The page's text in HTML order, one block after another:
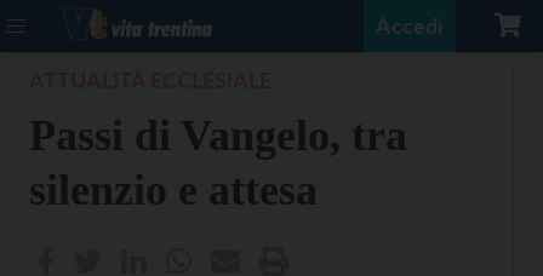
Accedi
Passi di Vangelo, tra
silenzio e attesa